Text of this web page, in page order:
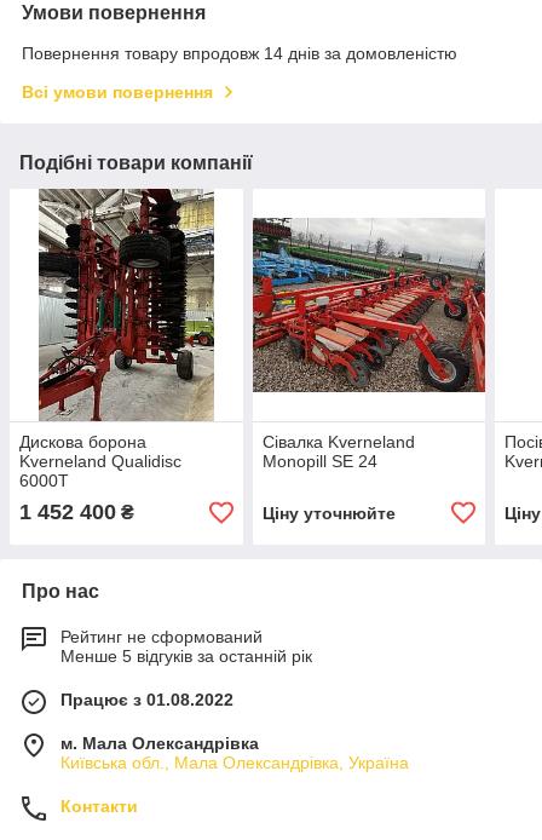
Умови повернення
Повернення товару впродовж 14 днів за домовленістю
Всі умови повернення
Подібні товари компанії
Дискова борона
Kverneland Qualidisc
6000T
1 452 400 ₴
Сівалка Kverneland
Monopill SE 24
Ціну уточнюйте
Про нас
Рейтинг не сформований
Менше 5 відгуків за останній рік
Працює з 01.08.2022
м. Мала Олександрівка
Київська обл., Мала Олександрівка, Україна
Контакти